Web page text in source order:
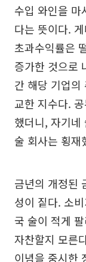
수입 와인을 마
다는 뜻이다.
초과수익률은
증가한 것으로
간 해당 기업의
교한 지수다.
했더니, 자기네
술 회사는 횡재
금년의 개정된
성이 짙다. 소
국 술이 적게
자찬할지 모른
이념을 중시한